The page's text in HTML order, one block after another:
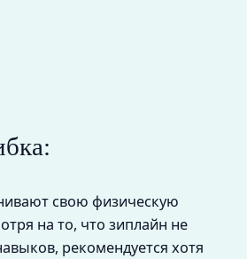
свою физическую
на то, что зиплайн не
рекомендуется хотя